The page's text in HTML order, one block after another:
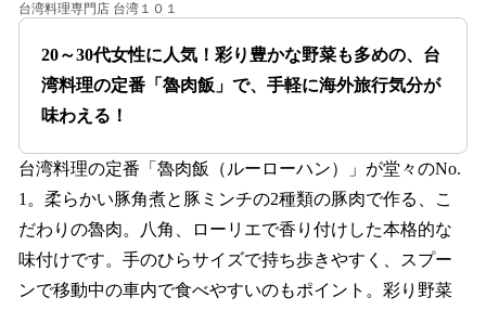
台湾料理専門店 台湾１０１
20～30代女性に人気！彩り豊かな野菜も多めの、台
湾料理の定番「魯肉飯」で、手軽に海外旅行気分が
味わえる！
台湾料理の定番「魯肉飯（ルーローハン）」が堂々のNo.
1。柔らかい豚角煮と豚ミンチの2種類の豚肉で作る、こ
だわりの魯肉。八角、ローリエで香り付けした本格的な
味付けです。手のひらサイズで持ち歩きやすく、スプー
ンで移動中の車内で食べやすいのもポイント。彩り野菜